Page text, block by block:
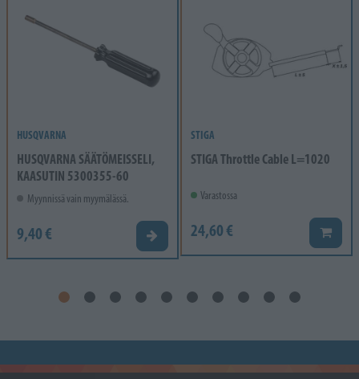
HUSQVARNA
HUSQVARNA SÄÄTÖMEISSELI,
KAASUTIN 5300355-60
Myynnissä vain myymälässä.
9,40 € Valitse vaihtoehto
STIGA
STIGA Throttle Cable L=1020
Varastossa
24,60 € Lisää